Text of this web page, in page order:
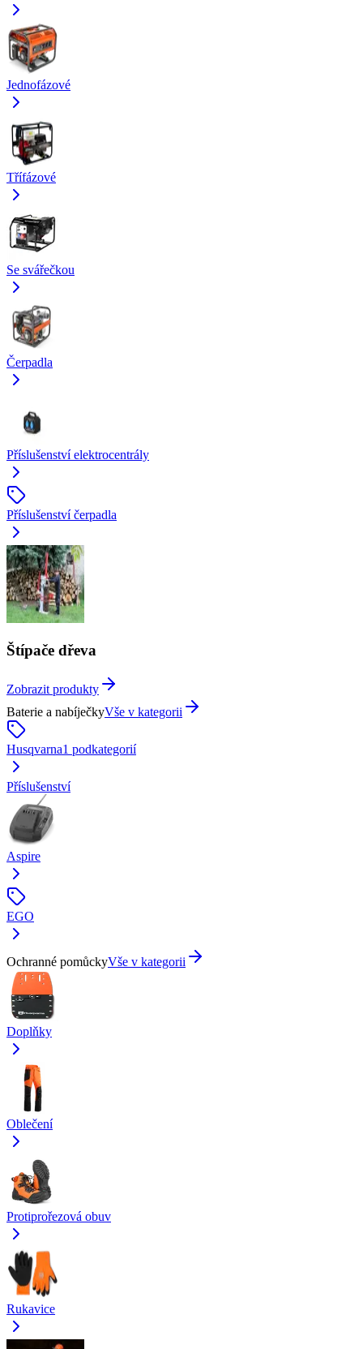
Jednofázové
Třífázové
Se svářečkou
Čerpadla
Příslušenství elektrocentrály
Příslušenství čerpadla
Štípače dřeva
Zobrazit produkty
Baterie a nabíječkyVše v kategorii
Husqvarna1 podkategorií
Příslušenství
Aspire
EGO
Ochranné pomůckyVše v kategorii
Doplňky
Oblečení
Protiprořezová obuv
Rukavice